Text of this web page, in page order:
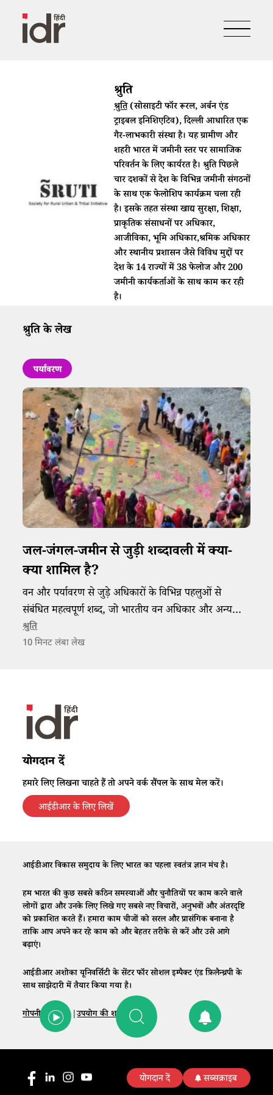
श्रुति
श्रुति(सोसाइटी फॉर रूरल, अर्बन एंड
ट्राइबल इनिशिएटिव), दिल्ली आधारित एक
गैर-लाभकारी संस्था है। यह ग्रामीण और
शहरी भारत में जमीनी स्तर पर सामाजिक
परिवर्तन के लिए कार्यरत है। श्रुति पिछले
चार दशकों से देश के विभिन्न जमीनी संगठनों
के साथ एक फेलोशिप कार्यक्रम चला रही
है। इसके तहत संस्था खाद्य सुरक्षा, शिक्षा,
प्राकृतिक संसाधनों पर अधिकार,
आजीविका, भूमि अधिकार,श्रमिक अधिकार
और स्थानीय प्रशासन जैसे विविध मुद्दों पर
देश के 14 राज्यों में 38 फेलोज और 200
जमीनी कार्यकर्ताओं के साथ काम कर रही
है।
श्रुति के लेख
पर्यावरण
जल-जंगल-जमीन से जुड़ी शब्दावली में क्या-
क्या शामिल है?
वन और पर्यावरण से जुड़े अधिकारों के विभिन्न पहलुओं से
संबंधित महत्वपूर्ण शब्द, जो भारतीय वन अधिकार और अन्य
कानूनों को समझने में मददगार हैं।
श्रुति
10 मिनट लंबा लेख
योगदान दें
हमारे लिए लिखना चाहते हैं तो अपने वर्क सैंपल के साथ मेल करें।
आईडीआर के लिए लिखें
आईडीआर विकास समुदाय के लिए भारत का पहला स्वतंत्र ज्ञान मंच है।
हम भारत की कुछ सबसे कठिन समस्याओं और चुनौतियों पर काम करने वाले
लोगों द्वारा और उनके लिए लिखे गए सबसे नए विचारों, अनुभवों और अंतरदृष्टि
को प्रकाशित करते हैं। हमारा काम चीजों को सरल और प्रासंगिक बनाना है
ताकि आप अपने कर रहे काम को और बेहतर तरीके से करें और उसे आगे
बढ़ाएं।
आईडीआर अशोका यूनिवर्सिटी के सेंटर फॉर सोशल इम्पैक्ट एंड फ़िलैन्थ्रपी के
साथ साझेदारी में तैयार किया गया है।
गोपनीयता नीति |उपयोग की शर्तें |संपर्क
योगदान दें सब्सक्राइब